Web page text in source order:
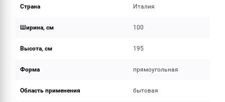
Страна Италия
Ширина, см 100
Высота, см 195
Форма прямоугольная
Область применения бытовая